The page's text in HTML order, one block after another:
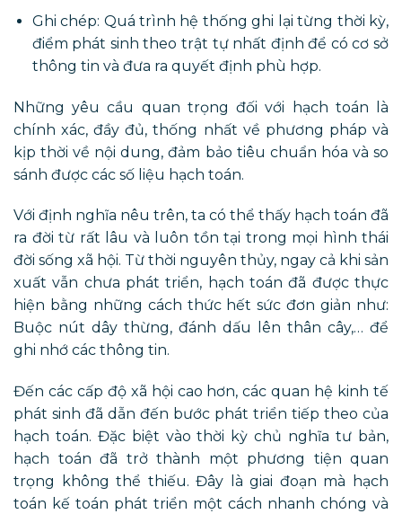
Ghi chép: Quá trình hệ thống ghi lại từng thời kỳ,
điểm phát sinh theo trật tự nhất định để có cơ sở
thông tin và đưa ra quyết định phù hợp.
Những yêu cầu quan trọng đối với hạch toán là
chính xác, đầy đủ, thống nhất về phương pháp và
kịp thời về nội dung, đảm bảo tiêu chuẩn hóa và so
sánh được các số liệu hạch toán.
Với định nghĩa nêu trên, ta có thể thấy hạch toán đã
ra đời từ rất lâu và luôn tồn tại trong mọi hình thái
đời sống xã hội. Từ thời nguyên thủy, ngay cả khi sản
xuất vẫn chưa phát triển, hạch toán đã được thực
hiện bằng những cách thức hết sức đơn giản như:
Buộc nút dây thừng, đánh dấu lên thân cây,… để
ghi nhớ các thông tin.
Đến các cấp độ xã hội cao hơn, các quan hệ kinh tế
phát sinh đã dẫn đến bước phát triển tiếp theo của
hạch toán. Đặc biệt vào thời kỳ chủ nghĩa tư bản,
hạch toán đã trở thành một phương tiện quan
trọng không thể thiếu. Đây là giai đoạn mà hạch
toán kế toán phát triển một cách nhanh chóng và